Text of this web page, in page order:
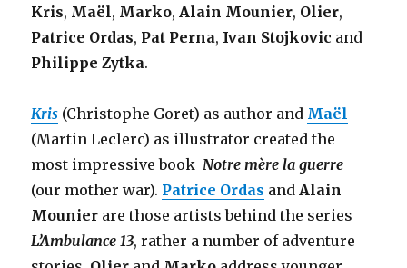
Kris, Maël, Marko,Alain Mounier, Olier,
Patrice Ordas, Pat Perna, Ivan Stojkovic and
Philippe Zytka.
Kris (Christophe Goret) as author and Maël
(Martin Leclerc) as illustrator created the
most impressive bookNotre mère la guerre
(our mother war). Patrice Ordas andAlain
Mounier are those artists behind the series
L’Ambulance 13, rather a number of adventure